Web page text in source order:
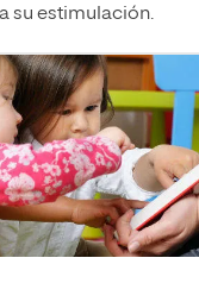
su estimulación.